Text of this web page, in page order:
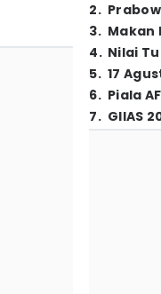
2.
3. Makan
4. Nilai
5. 17
6. Piala
7. GIIAS